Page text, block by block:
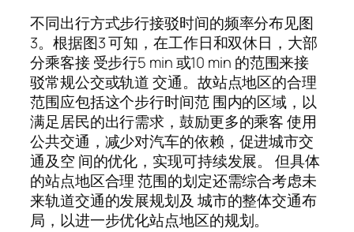
不同出行方式步行接驳时间的频率分布见图
3。根据图3 可知，在工作日和双休日，大部
分乘客接 受步行5 min 或10 min 的范围来接
驳常规公交或轨道 交通。故站点地区的合理
范围应包括这个步行时间范 围内的区域，以
满足居民的出行需求，鼓励更多的乘客 使用
公共交通，减少对汽车的依赖，促进城市交
通及空 间的优化，实现可持续发展。 但具体
的站点地区合理 范围的划定还需综合考虑未
来轨道交通的发展规划及 城市的整体交通布
局，以进一步优化站点地区的规划。